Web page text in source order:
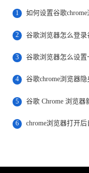
1 如何设置谷歌
2 谷歌浏览器怎么登录
3
4 谷歌chrome浏览器
5
6 chrome浏览器打开